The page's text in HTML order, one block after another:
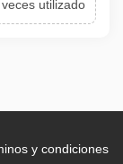
veces utilizado
y condiciones